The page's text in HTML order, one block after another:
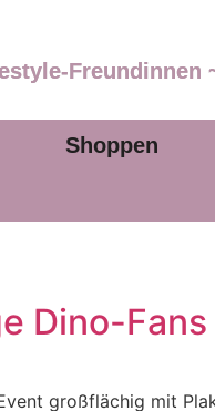
Freundinnen
Shoppen
Dino-Fans
großflächig mit